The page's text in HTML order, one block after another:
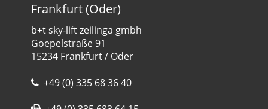
Frankfurt (Oder)
b+t sky-lift zeilinga gmbh
Goepelstraße 91
15234 Frankfurt / Oder
+49 (0) 335 68 36 40